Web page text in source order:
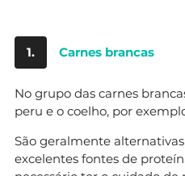
1. Carnes brancas
No grupo das carnes
peru e o coelho, por
São geralmente
excelentes fontes de